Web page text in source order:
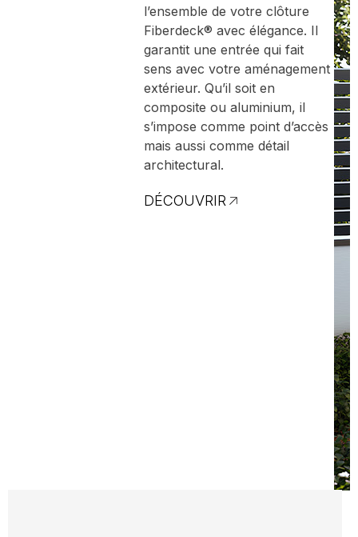
l’ensemble de votre clôture
Fiberdeck® avec élégance. Il
garantit une entrée qui fait
sens avec votre aménagement
extérieur. Qu’il soit en
composite ou aluminium, il
s’impose comme point d’accès
mais aussi comme détail
architectural.
DÉCOUVRIR